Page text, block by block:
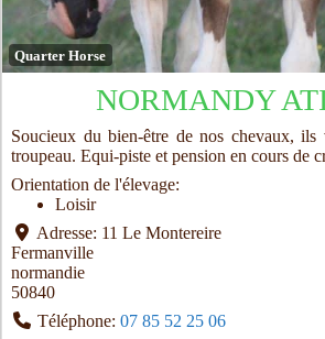
Quarter Horse
NORMANDY
Soucieux du bien-être de nos chevaux, ils
troupeau. Equi-piste et pension en cours de
Orientation de l'élevage:
Loisir
Adresse: 11 Le Montereire
Fermanville
normandie
50840
Téléphone: 07 85 52 25 06